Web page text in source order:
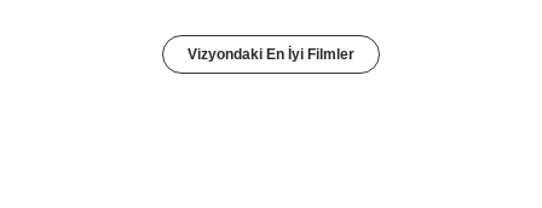
Vizyondaki En İyi Filmler